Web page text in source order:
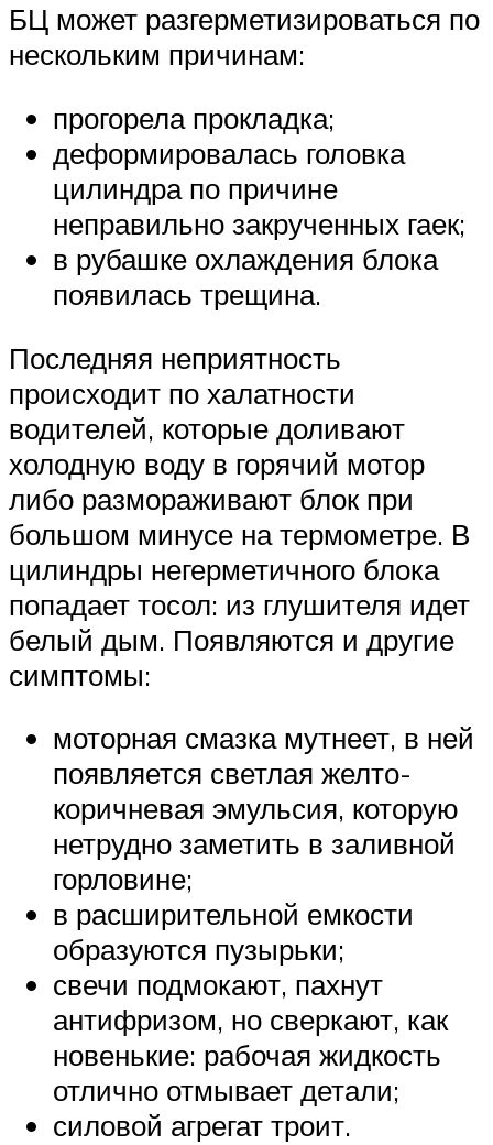
БЦ может разгерметизироваться по
нескольким причинам:
прогорела прокладка;
деформировалась головка
цилиндра по причине
неправильно закрученных гаек;
в рубашке охлаждения блока
появилась трещина.
Последняя неприятность
происходит по халатности
водителей, которые доливают
холодную воду в горячий мотор
либо размораживают блок при
большом минусе на термометре. В
цилиндры негерметичного блока
попадает тосол: из глушителя идет
белый дым. Появляются и другие
симптомы:
моторная смазка мутнеет, в ней
появляется светлая желто-
коричневая эмульсия, которую
нетрудно заметить в заливной
горловине;
в расширительной емкости
образуются пузырьки;
свечи подмокают, пахнут
антифризом, но сверкают, как
новенькие: рабочая жидкость
отлично отмывает детали;
силовой агрегат троит.